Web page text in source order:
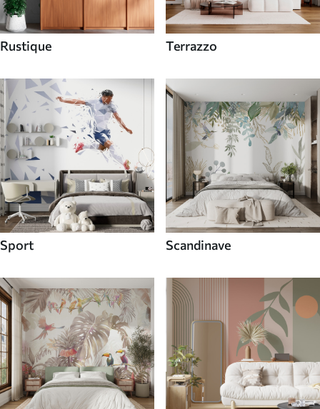
Rustique Terrazzo
Sport Scandinave